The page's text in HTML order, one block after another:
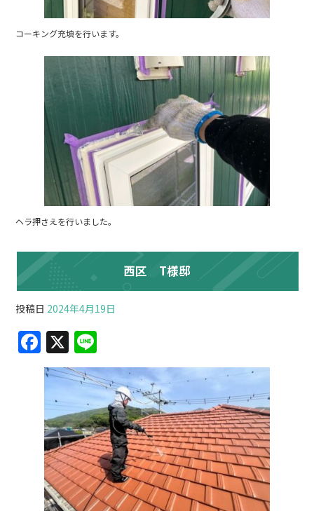
コーキング充填を行います。
ヘラ押さえを行いました。
西区 T様邸
投稿日 2024年4月19日
F
a
c
e
b
o
o
k
X
n
e